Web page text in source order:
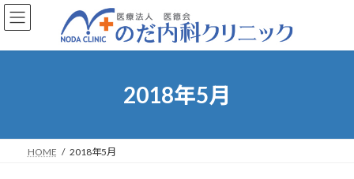
コ
ン
ン
ナ
ビ
ー
2018年5月
HOME 2018年5月